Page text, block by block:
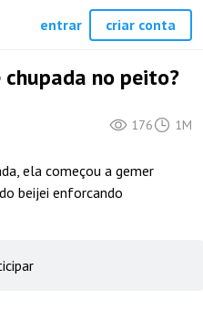
no peito?
176 1M
ela começou a gemer
beijei enforcando
entrar criar conta